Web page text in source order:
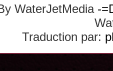
WaterJetMedia -
Traduction par: